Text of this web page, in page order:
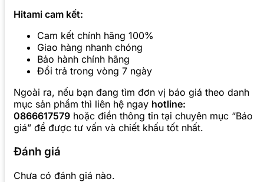
Hitami cam kết:
Cam kết chính hãng 100%
Giao hàng nhanh chóng
Bảo hành chính hãng
Đổi trả trong vòng 7 ngày
Ngoài ra, nếu bạn đang tìm đơn vị báo giá theo danh
mục sản phẩm thì liên hệ ngay hotline:
0866617579 hoặc điền thông tin tại chuyên mục “Báo
giá” để được tư vấn và chiết khấu tốt nhất.
Đánh giá
Chưa có đánh giá nào.